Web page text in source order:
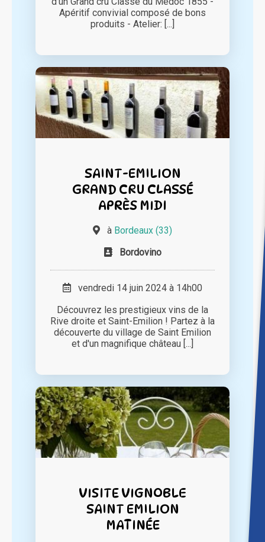
Apéritif convivial composé de bons
produits - Atelier: [...]
SAINT-EMILION
GRAND CRU CLASSÉ
APRÈS MIDI
à Bordeaux (33)
Bordovino
vendredi 14 juin 2024 à 14h00
Découvrez les prestigieux vins de la
Rive droite et Saint-Emilion ! Partez à la
découverte du village de Saint Emilion
et d'un magnifique château [...]
VISITE VIGNOBLE
SAINT EMILION
MATINÉE